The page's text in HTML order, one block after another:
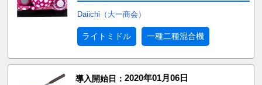
Daiichi（大一商会）
ライトミドル 一種二種混合機
導入開始日： 2020年01月06日